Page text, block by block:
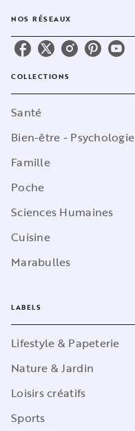
NOS RÉSEAUX
COLLECTIONS
Santé
Bien-être - Psychologie
Famille
Poche
Sciences Humaines
Cuisine
Marabulles
LABELS
Lifestyle & Papeterie
Nature & Jardin
Loisirs créatifs
Sports